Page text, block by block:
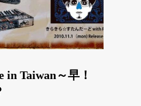
Taiwan～早！